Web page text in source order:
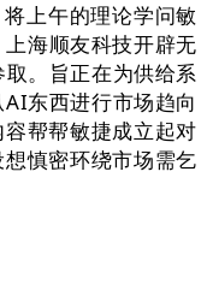
上午的理论学问敏
海顺友科技开辟无
。旨正在为供给系
东西进行市场趋向
帮帮敏捷成立起对
慎密环绕市场需乞